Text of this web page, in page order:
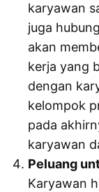
karyawan
juga
akan
kerja yang
dengan
kelompok
pada
karyawan
Peluang
Karyawan